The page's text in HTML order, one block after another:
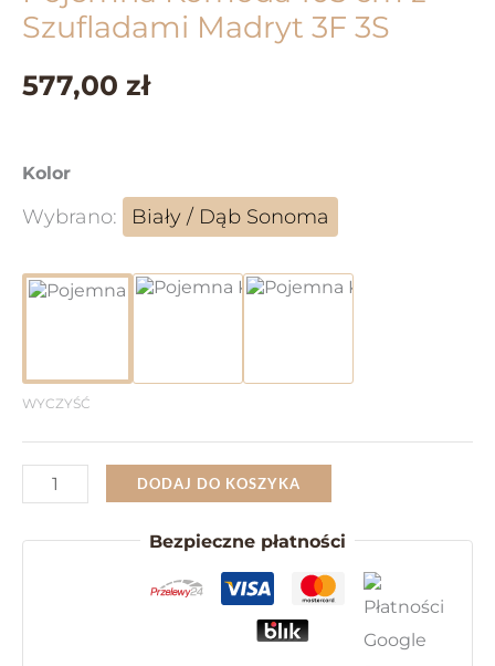
Szufladami Madryt 3F 3S
577,00 zł
Kolor
Wybrano: Biały / Dąb Sonoma
WYCZYŚĆ
ilość
Komoda
DODAJ DO KOSZYKA
Bezpieczne płatności